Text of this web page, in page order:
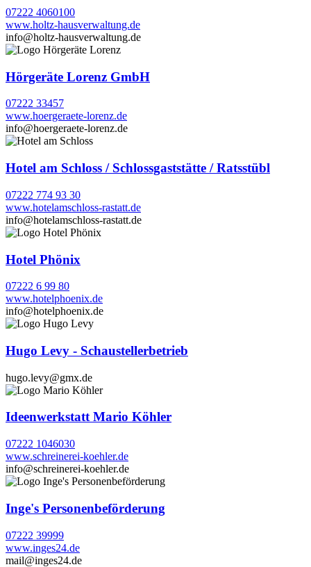
07222 4060100
www.holtz-hausverwaltung.de
info@holtz-hausverwaltung.de
Hörgeräte Lorenz GmbH
07222 33457
www.hoergeraete-lorenz.de
info@hoergeraete-lorenz.de
Hotel am Schloss / Schlossgaststätte / Ratsstübl
07222 774 93 30
www.hotelamschloss-rastatt.de
info@hotelamschloss-rastatt.de
Hotel Phönix
07222 6 99 80
www.hotelphoenix.de
info@hotelphoenix.de
Hugo Levy - Schaustellerbetrieb
hugo.levy@gmx.de
Ideenwerkstatt Mario Köhler
07222 1046030
www.schreinerei-koehler.de
info@schreinerei-koehler.de
Inge's Personenbeförderung
07222 39999
www.inges24.de
mail@inges24.de